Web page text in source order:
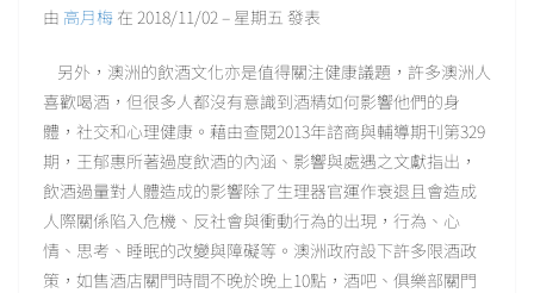
由 高月梅 在 2018/11/02 – 星期五 發表
另外，澳洲的飲酒文化亦是值得關注健康議題，許多澳洲人
喜歡喝酒，但很多人都沒有意識到酒精如何影響他們的身
體，社交和心理健康。藉由查閱2013年諮商與輔導期刊第329
期，王郁惠所著過度飲酒的內涵、影響與處遇之文獻指出，
飲酒過量對人體造成的影響除了生理器官運作衰退且會造成
人際關係陷入危機、反社會與衝動行為的出現，行為、心
情、思考、睡眠的改變與障礙等。澳洲政府設下許多限酒政
策，如售酒店關門時間不晚於晚上10點，酒吧、俱樂部關門